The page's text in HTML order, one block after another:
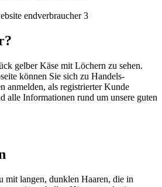
können Sie sich zu Handels-
anmelden, als registrierter Kunde
alle Informationen rund um unsere guten